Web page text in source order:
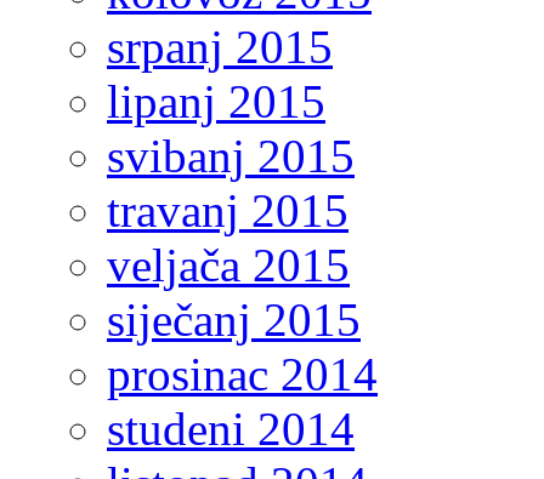
srpanj 2015
lipanj 2015
svibanj 2015
travanj 2015
veljača 2015
siječanj 2015
prosinac 2014
studeni 2014